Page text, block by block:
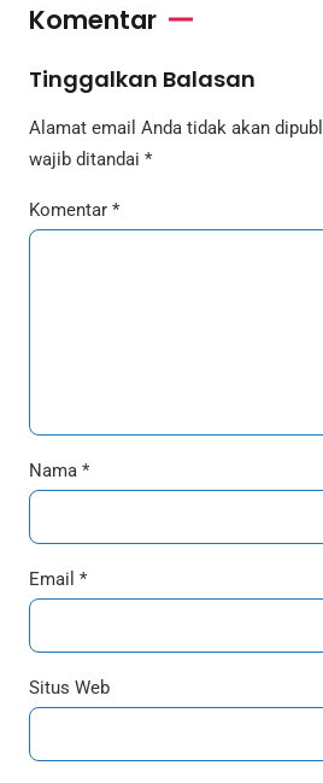
Komentar
Tinggalkan Balasan
Alamat email Anda tidak akan
wajib ditandai *
Komentar *
Nama *
Email *
Situs Web